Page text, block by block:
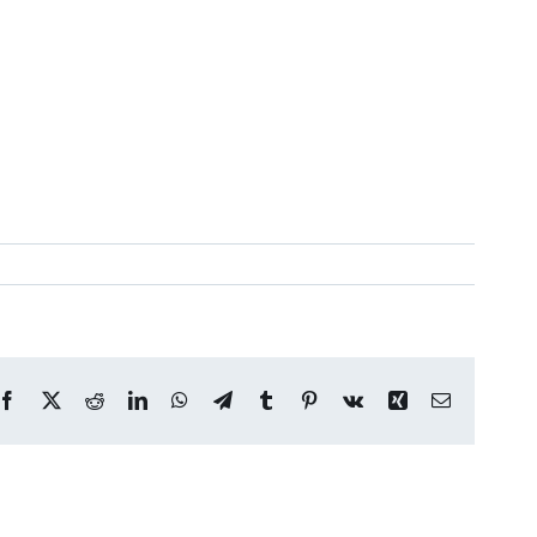
Facebook
X RedditLinkedInWhatsApp
TelegramTumblr Pinterest
Vk Xing Correo